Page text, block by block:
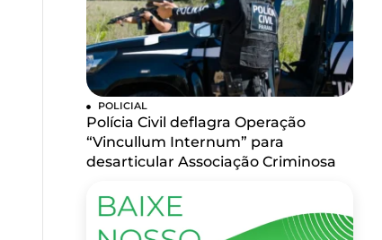
POLICIAL
Polícia Civil deflagra Operação
“Vincullum Internum” para
desarticular Associação Criminosa